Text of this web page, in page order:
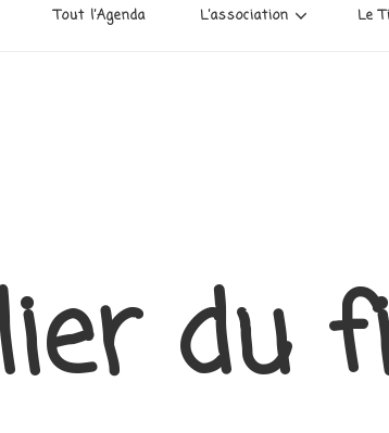
Tout l’Agenda L’association Le
du